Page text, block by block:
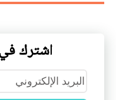
اشترك في